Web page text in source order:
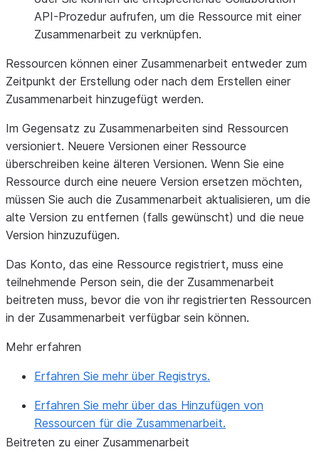
API-Prozedur aufrufen, um die Ressource mit einer
Zusammenarbeit zu verknüpfen.
Ressourcen können einer Zusammenarbeit entweder zum
Zeitpunkt der Erstellung oder nach dem Erstellen einer
Zusammenarbeit hinzugefügt werden.
Im Gegensatz zu Zusammenarbeiten sind Ressourcen
versioniert. Neuere Versionen einer Ressource
überschreiben keine älteren Versionen. Wenn Sie eine
Ressource durch eine neuere Version ersetzen möchten,
müssen Sie auch die Zusammenarbeit aktualisieren, um die
alte Version zu entfernen (falls gewünscht) und die neue
Version hinzuzufügen.
Das Konto, das eine Ressource registriert, muss eine
teilnehmende Person sein, die der Zusammenarbeit
beitreten muss, bevor die von ihr registrierten Ressourcen
in der Zusammenarbeit verfügbar sein können.
Mehr erfahren
Erfahren Sie mehr über Registrys.
Erfahren Sie mehr über das Hinzufügen von
Ressourcen für die Zusammenarbeit.
Beitreten zu einer Zusammenarbeit